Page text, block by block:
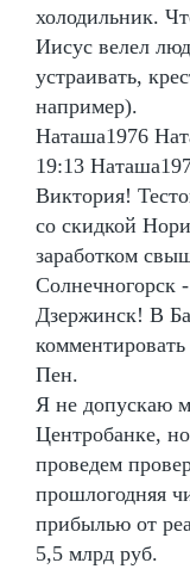
холодильник.
Иисус велел
устраивать,
например).
Наташа1976
19:13
Виктория!
со скидкой
заработком
Солнечногорск
Дзержинск! В
Пен.
Я не допускаю
Центробанке,
проведем
прошлогодняя
прибылью от
5,5 млрд руб.